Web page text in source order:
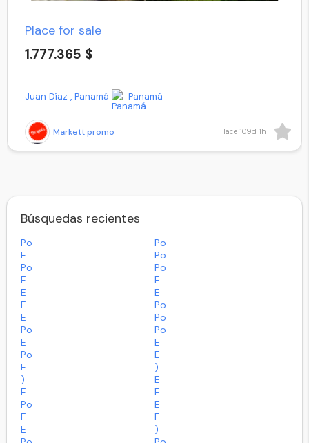
Place for sale
1.777.365 $
Markett promo
Juan Díaz , Panamá Panamá
Hace 109d 1h
Búsquedas recientes
Po
Po
E
Po
Po
Po
E
E
E
E
E
Po
E
Po
Po
Po
E
E
Po
E
E
)
)
E
E
E
Po
E
E
E
E
)